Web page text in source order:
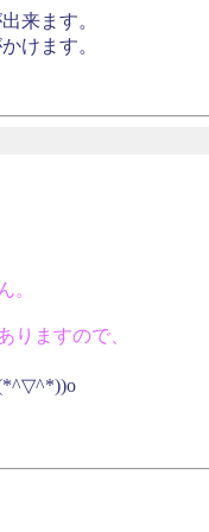
来ます。
けます。
。
りますので、